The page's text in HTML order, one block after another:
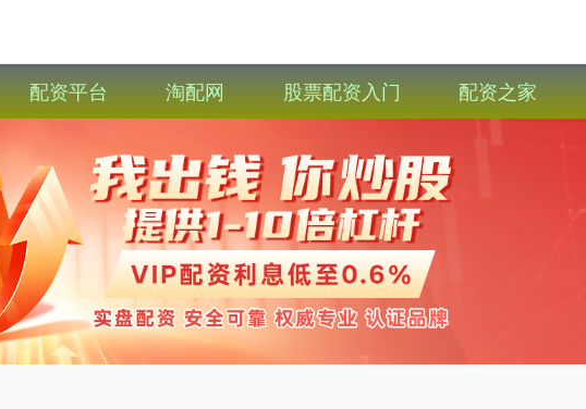
配资平台 淘配网 股票配资入门 配资之家